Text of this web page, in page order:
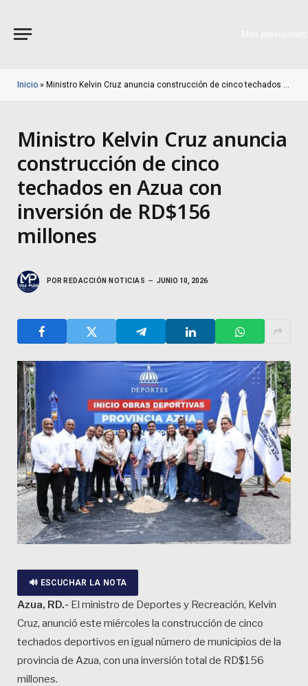
Inicio » Ministro Kelvin Cruz anuncia construcción de cinco techados en Azua con inversión de RD$156 millones
Ministro Kelvin Cruz anuncia
construcción de cinco
techados en Azua con
inversión de RD$156
millones
POR REDACCIÓN NOTICIAS JUNIO 10, 2026
🔊 ESCUCHAR LA NOTA
Azua, RD.- El ministro de Deportes y Recreación, Kelvin
Cruz, anunció este miércoles la construcción de cinco
techados deportivos en igual número de municipios de la
provincia de Azua, con una inversión total de RD$156
millones.